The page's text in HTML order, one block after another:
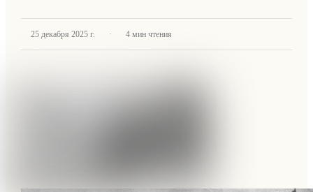
25 декабря 2025 г. · 4 мин чтения